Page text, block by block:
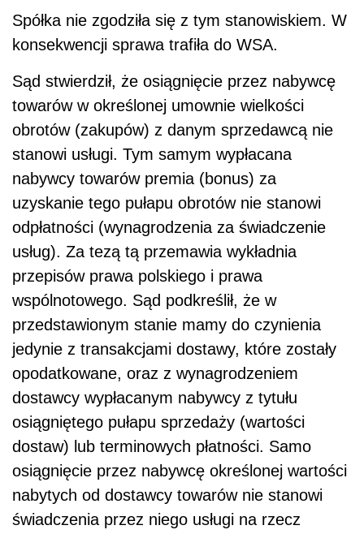
Spółka nie zgodziła się z tym stanowiskiem. W
konsekwencji sprawa trafiła do WSA.
Sąd stwierdził, że osiągnięcie przez nabywcę
towarów w określonej umownie wielkości
obrotów (zakupów) z danym sprzedawcą nie
stanowi usługi. Tym samym wypłacana
nabywcy towarów premia (bonus) za
uzyskanie tego pułapu obrotów nie stanowi
odpłatności (wynagrodzenia za świadczenie
usług). Za tezą tą przemawia wykładnia
przepisów prawa polskiego i prawa
wspólnotowego. Sąd podkreślił, że w
przedstawionym stanie mamy do czynienia
jedynie z transakcjami dostawy, które zostały
opodatkowane, oraz z wynagrodzeniem
dostawcy wypłacanym nabywcy z tytułu
osiągniętego pułapu sprzedaży (wartości
dostaw) lub terminowych płatności. Samo
osiągnięcie przez nabywcę określonej wartości
nabytych od dostawcy towarów nie stanowi
świadczenia przez niego usługi na rzecz